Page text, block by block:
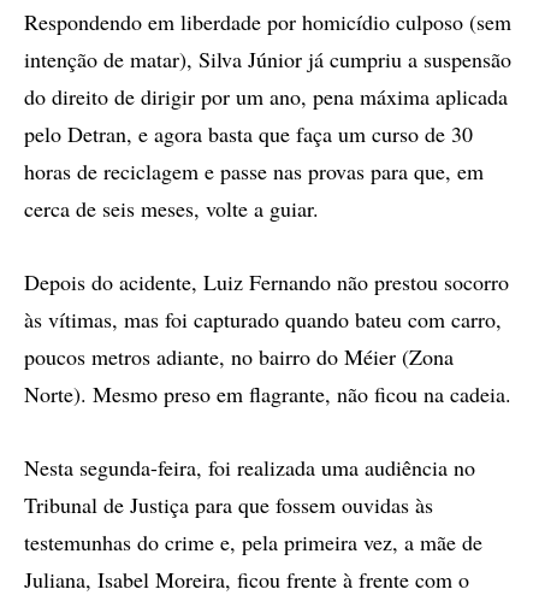
Respondendo em liberdade por homicídio culposo (sem
intenção de matar), Silva Júnior já cumpriu a suspensão
do direito de dirigir por um ano, pena máxima aplicada
pelo Detran, e agora basta que faça um curso de 30
horas de reciclagem e passe nas provas para que, em
cerca de seis meses, volte a guiar.
Depois do acidente, Luiz Fernando não prestou socorro
às vítimas, mas foi capturado quando bateu com carro,
poucos metros adiante, no bairro do Méier (Zona
Norte). Mesmo preso em flagrante, não ficou na cadeia.
Nesta segunda-feira, foi realizada uma audiência no
Tribunal de Justiça para que fossem ouvidas às
testemunhas do crime e, pela primeira vez, a mãe de
Juliana, Isabel Moreira, ficou frente à frente com o